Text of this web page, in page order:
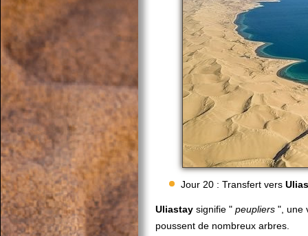
Jour 20 : Transfert vers
Uliastay signifie " peupliers ", une
poussent de nombreux arbres.